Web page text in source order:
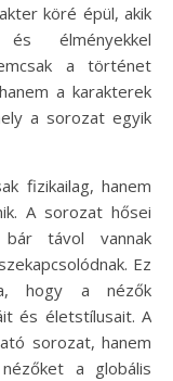
köré épül, akik
élményekkel
a történet
a karakterek
a sorozat egyik
fizikailag, hanem
A sorozat hősei
bár távol vannak
Ez
hogy a nézők
és életstílusait. A
sorozat, hanem
a globális